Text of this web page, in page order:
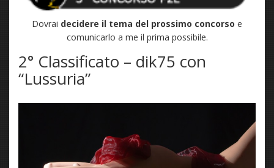
Dovrai decidere il tema del prossimo concorso e
comunicarlo a me il prima possibile.
2° Classificato – dik75 con
“Lussuria”